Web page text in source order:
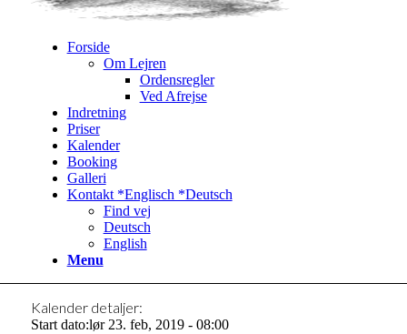
Forside
Om Lejren
Ordensregler
Ved Afrejse
Indretning
Priser
Kalender
Booking
Galleri
Kontakt *Englisch *Deutsch
Find vej
Deutsch
English
Menu
Kalender detaljer:
Start dato:lør 23. feb, 2019 - 08:00